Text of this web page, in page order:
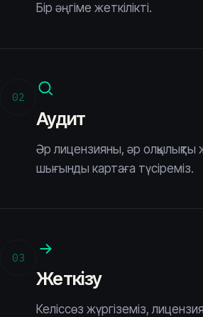
Бір әңгіме жеткілікті.
02
Аудит
Әр лицензияны, әр олқылықты
шығынды картаға түсіреміз.
03
Жеткізу
Келіссөз жүргіземіз,